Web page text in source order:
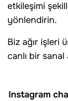
etkileşimi
yönlendirin.
Biz ağır işleri
canlı bir
Instagram